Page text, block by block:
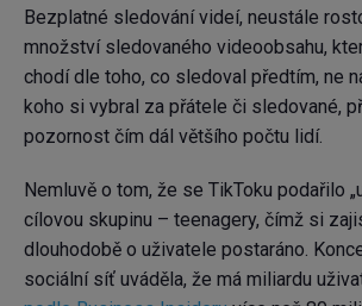
Bezplatné sledování videí, neustále
množství sledovaného videoobsahu,
chodí dle toho, co sledoval předtím, ne
koho si vybral za přátele či sledované,
pozornost čím dál většího počtu lidí.
Nemluvě o tom, že se TikToku podařilo
cílovou skupinu – teenagery, čímž si
dlouhodobě o uživatele postaráno.
sociální síť uváděla, že má miliardu